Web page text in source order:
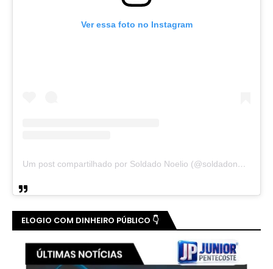
Ver essa foto no Instagram
Um post compartilhado por Soldado Noelio (@soldadonoelio)
ELOGIO COM DINHEIRO PÚBLICO 👇